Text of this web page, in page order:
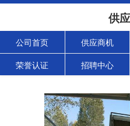
供
公司首页 供应商机
荣誉认证 招聘中心